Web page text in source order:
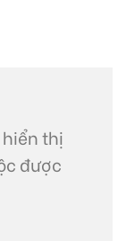
thị
được